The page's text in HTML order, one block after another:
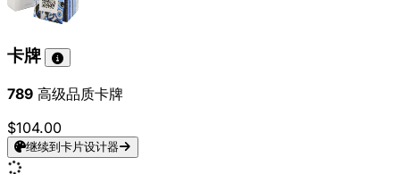
卡牌
789 高级品质卡牌
$104.00
继续到卡片设计器